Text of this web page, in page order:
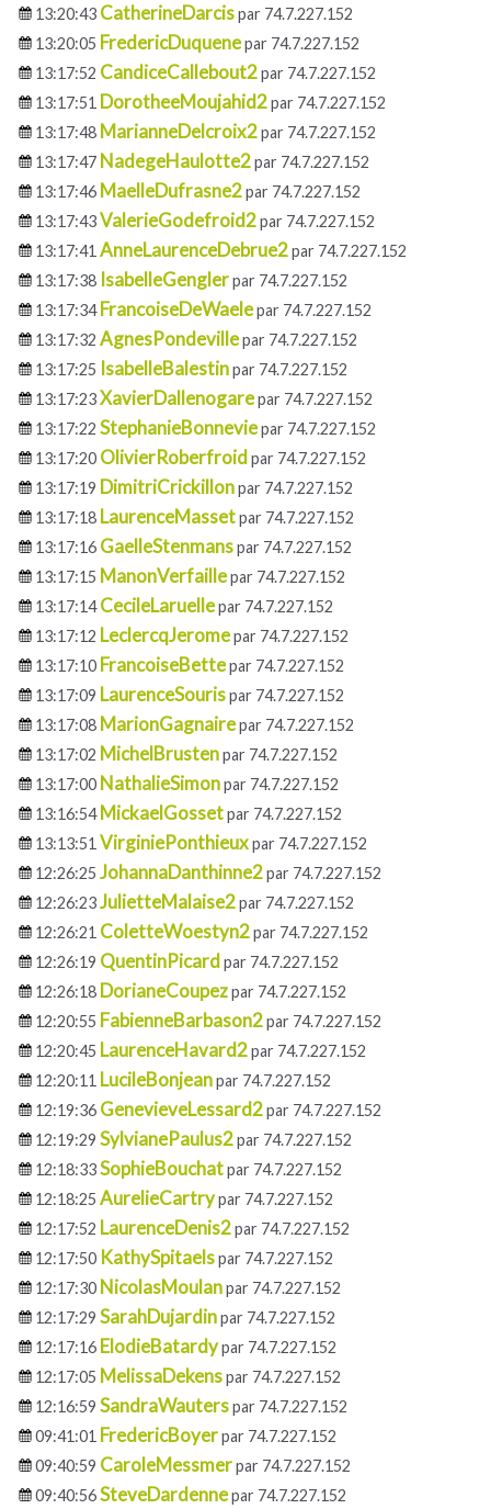
13:20:43 CatherineDarcispar 74.7.227.152
13:20:05 FredericDuquenepar 74.7.227.152
13:17:52 CandiceCallebout2par 74.7.227.152
13:17:51 DorotheeMoujahid2par 74.7.227.152
13:17:48 MarianneDelcroix2par 74.7.227.152
13:17:47 NadegeHaulotte2par 74.7.227.152
13:17:46 MaelleDufrasne2par 74.7.227.152
13:17:43ValerieGodefroid2par 74.7.227.152
13:17:41 AnneLaurenceDebrue2par 74.7.227.152
13:17:38 IsabelleGenglerpar 74.7.227.152
13:17:34 FrancoiseDeWaelepar 74.7.227.152
13:17:32 AgnesPondevillepar 74.7.227.152
13:17:25 IsabelleBalestinpar 74.7.227.152
13:17:23XavierDallenogarepar 74.7.227.152
13:17:22 StephanieBonneviepar 74.7.227.152
13:17:20 OlivierRoberfroid par 74.7.227.152
13:17:19 DimitriCrickillonpar 74.7.227.152
13:17:18 LaurenceMassetpar 74.7.227.152
13:17:16 GaelleStenmanspar 74.7.227.152
13:17:15 ManonVerfaillepar 74.7.227.152
13:17:14 CecileLaruellepar 74.7.227.152
13:17:12 LeclercqJeromepar 74.7.227.152
13:17:10 FrancoiseBettepar 74.7.227.152
13:17:09 LaurenceSourispar 74.7.227.152
13:17:08 MarionGagnairepar 74.7.227.152
13:17:02 MichelBrustenpar 74.7.227.152
13:17:00 NathalieSimonpar 74.7.227.152
13:16:54 MickaelGossetpar 74.7.227.152
13:13:51 VirginiePonthieuxpar 74.7.227.152
12:26:25 JohannaDanthinne2par 74.7.227.152
12:26:23JulietteMalaise2par 74.7.227.152
12:26:21 ColetteWoestyn2par 74.7.227.152
12:26:19 QuentinPicard par 74.7.227.152
12:26:18 DorianeCoupezpar 74.7.227.152
12:20:55 FabienneBarbason2par 74.7.227.152
12:20:45 LaurenceHavard2par 74.7.227.152
12:20:11 LucileBonjeanpar 74.7.227.152
12:19:36 GenevieveLessard2par 74.7.227.152
12:19:29 SylvianePaulus2par 74.7.227.152
12:18:33SophieBouchatpar 74.7.227.152
12:18:25 AurelieCartrypar 74.7.227.152
12:17:52 LaurenceDenis2par 74.7.227.152
12:17:50 KathySpitaelspar 74.7.227.152
12:17:30 NicolasMoulanpar 74.7.227.152
12:17:29 SarahDujardinpar 74.7.227.152
12:17:16 ElodieBatardypar 74.7.227.152
12:17:05 MelissaDekenspar 74.7.227.152
12:16:59 SandraWauterspar 74.7.227.152
09:41:01 FredericBoyerpar 74.7.227.152
09:40:59 CaroleMessmerpar 74.7.227.152
09:40:56SteveDardennepar 74.7.227.152